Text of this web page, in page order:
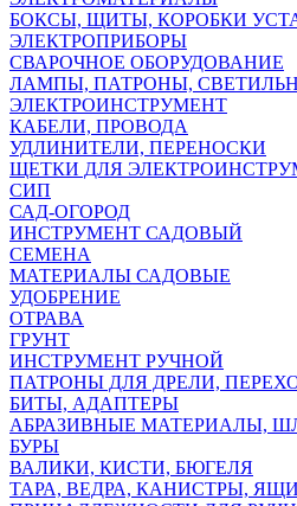
БОКСЫ, ЩИТЫ, КОРОБКИ
ЭЛЕКТРОПРИБОРЫ
СВАРОЧНОЕ ОБОРУДОВАНИЕ
ЛАМПЫ, ПАТРОНЫ,
ЭЛЕКТРОИНСТРУМЕНТ
КАБЕЛИ, ПРОВОДА
УДЛИНИТЕЛИ, ПЕРЕНОСКИ
ЩЕТКИ ДЛЯ
СИП
САД-ОГОРОД
ИНСТРУМЕНТ САДОВЫЙ
СЕМЕНА
МАТЕРИАЛЫ САДОВЫЕ
УДОБРЕНИЕ
ОТРАВА
ГРУНТ
ИНСТРУМЕНТ РУЧНОЙ
ПАТРОНЫ ДЛЯ ДРЕЛИ,
БИТЫ, АДАПТЕРЫ
АБРАЗИВНЫЕ МАТЕРИАЛЫ,
БУРЫ
ВАЛИКИ, КИСТИ, БЮГЕЛЯ
ТАРА, ВЕДРА, КАНИСТРЫ,